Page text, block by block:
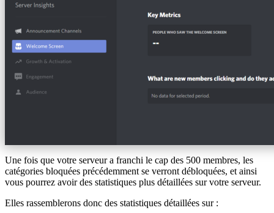
Une fois que votre serveur a franchi le cap des 500 membres, les
catégories bloquées précédemment se verront débloquées, et ainsi
vous pourrez avoir des statistiques plus détaillées sur votre serveur.
Elles rassemblerons donc des statistiques détaillées sur :